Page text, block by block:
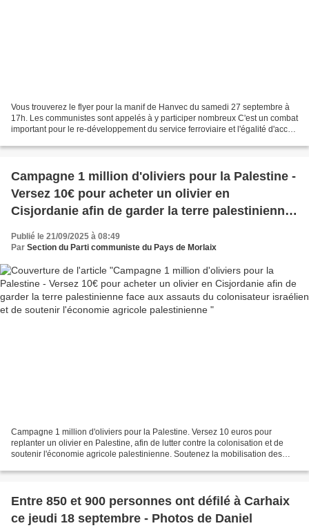
Vous trouverez le flyer pour la manif de Hanvec du samedi 27 septembre à
17h. Les communistes sont appelés à y participer nombreux C'est un combat
important pour le re-développement du service ferroviaire et l'égalité d'accès
Campagne 1 million d'oliviers pour la Palestine -
Versez 10€ pour acheter un olivier en
Cisjordanie afin de garder la terre palestinienne
soutenir l'économie agricole palestinienne
Publié le 21/09/2025 à 08:49
Par Section du Parti communiste du Pays de Morlaix
Campagne 1 million d'oliviers pour la Palestine. Versez 10 euros pour
replanter un olivier en Palestine, afin de lutter contre la colonisation et de
soutenir l'économie agricole palestinienne. Soutenez la mobilisation des
Entre 850 et 900 personnes ont défilé à Carhaix
ce jeudi 18 septembre - Photos de Daniel